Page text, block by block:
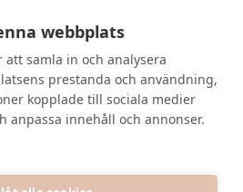
webbplats
att samla in och analysera
prestanda och användning,
kopplade till sociala medier
anpassa innehåll och annonser.
| All rights reserved.